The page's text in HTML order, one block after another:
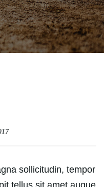
sollicitudin, tempor